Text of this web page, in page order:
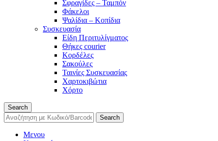
Σφραγίδες – Ταμπόν
Φάκελοι
Ψαλίδια – Κοπίδια
Συσκευασία
Είδη Περιτυλίγματος
Θήκες courier
Κορδέλες
Σακούλες
Ταινίες Συσκευασίας
Χαρτοκιβώτια
Χόρτο
Search
Search
Μενου